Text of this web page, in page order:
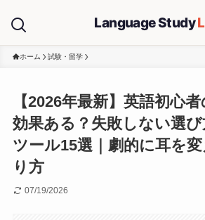
ホーム 試験・留学
【2026年最新】英語初心
効果ある？失敗しない選
ツール15選｜劇的に耳を
り方
07/19/2026